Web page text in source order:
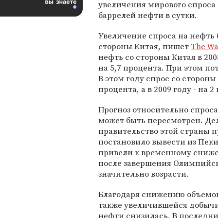
увеличения мирового
баррелей нефти в сутки.
Увеличение спроса на нефть
стороны Китая, пишет The
нефть со стороны Китая в
на 5,7 процента. При этом
В этом году спрос со
процента, а в 2009 году - на
Прогноз относительно
может быть пересмотрен.
правительство этой страны
постановило вывести из
привели к временному
после завершения
значительно возрасти.
Благодаря снижению
также увеличившейся
нефти снизилась. В